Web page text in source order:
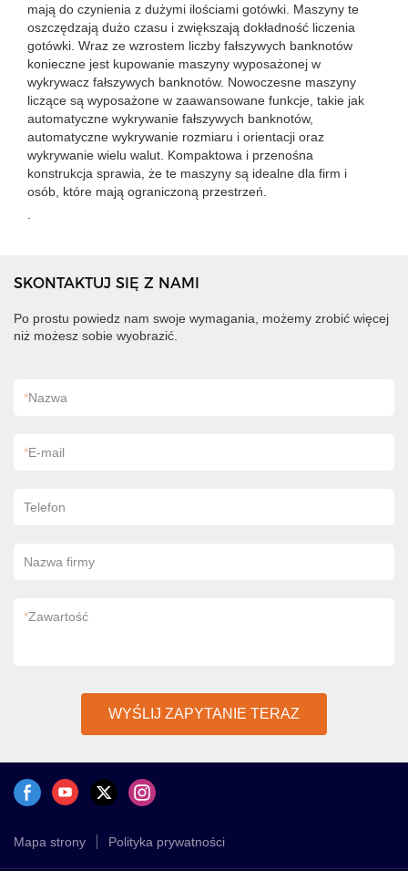
mają do czynienia z dużymi ilościami gotówki. Maszyny te
oszczędzają dużo czasu i zwiększają dokładność liczenia
gotówki. Wraz ze wzrostem liczby fałszywych banknotów
konieczne jest kupowanie maszyny wyposażonej w
wykrywacz fałszywych banknotów. Nowoczesne maszyny
liczące są wyposażone w zaawansowane funkcje, takie jak
automatyczne wykrywanie fałszywych banknotów,
automatyczne wykrywanie rozmiaru i orientacji oraz
wykrywanie wielu walut. Kompaktowa i przenośna
konstrukcja sprawia, że ​​te maszyny są idealne dla firm i
osób, które mają ograniczoną przestrzeń.
SKONTAKTUJ SIĘ Z NAMI
Po prostu powiedz nam swoje wymagania, możemy zrobić więcej
niż możesz sobie wyobrazić.
*Nazwa
*E-mail
Telefon
Nazwa firmy
*Zawartość
WYŚLIJ ZAPYTANIE TERAZ
Mapa strony Polityka prywatności